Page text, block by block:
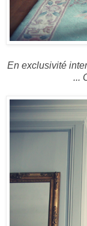
En exclusivité
...